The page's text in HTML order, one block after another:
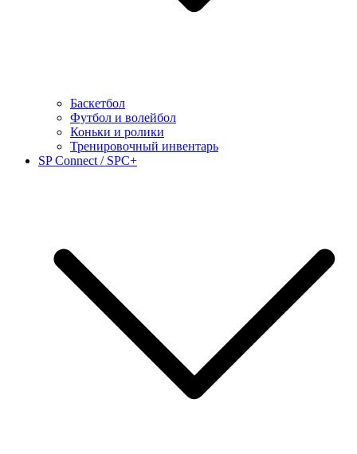
Баскетбол
Футбол и волейбол
Коньки и ролики
Тренировочный инвентарь
SP Connect / SPC+